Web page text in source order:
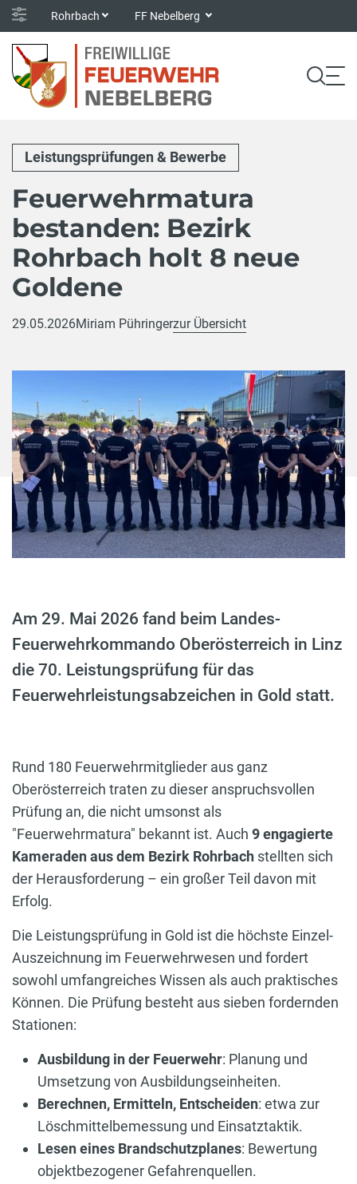
Rohrbach FF Nebelberg
Leistungsprüfungen & Bewerbe
Feuerwehrmatura
bestanden: Bezirk
Rohrbach holt 8 neue
Goldene
29.05.2026Miriam Pühringerzur Übersicht
Am 29. Mai 2026 fand beim Landes-
Feuerwehrkommando Oberösterreich in Linz
die 70. Leistungsprüfung für das
Feuerwehrleistungsabzeichen in Gold statt.
Rund 180 Feuerwehrmitglieder aus ganz
Oberösterreich traten zu dieser anspruchsvollen
Prüfung an, die nicht umsonst als
"Feuerwehrmatura" bekannt ist. Auch 9 engagierte
Kameraden aus dem Bezirk Rohrbach stellten sich
der Herausforderung – ein großer Teil davon mit
Erfolg.
Die Leistungsprüfung in Gold ist die höchste Einzel-
Auszeichnung im Feuerwehrwesen und fordert
sowohl umfangreiches Wissen als auch praktisches
Können. Die Prüfung besteht aus sieben fordernden
Stationen:
Ausbildung in der Feuerwehr: Planung und
Umsetzung von Ausbildungseinheiten.
Berechnen, Ermitteln, Entscheiden: etwa zur
Löschmittelbemessung und Einsatztaktik.
Lesen eines Brandschutzplanes: Bewertung
objektbezogener Gefahrenquellen.